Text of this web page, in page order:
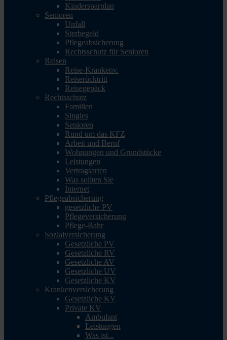
Kindersparplan
Senioren
Unfall
Sterbegeld
Pflegeabsicherung
Rechtsschutz für Senioren
Reisen
Reise-Krankenv.
Reiserücktritt
Reisegepäck
Rechtsschutz
Familien
Singles
Senioren
Rund um das KFZ
Arbeit und Beruf
Wohnungen und Grundstücke
Leistungen
Vertragsarten
Was sollten Sie
Internet
Pflegeabsicherung
gesetzliche PV
Pflegeversicherung
Pflege-Bahr
Sozialversicherung
Gesetzliche PV
Gesetzliche RV
Gesetzliche AV
Gesetzliche UV
Gesetzliche KV
Krankenversicherung
Gesetzliche KV
Private KV
Ambulant
Leistungen
Was ist...